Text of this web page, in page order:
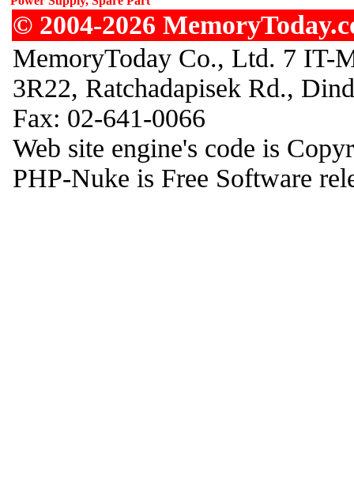
© 2004-2026
MemoryToday Co., Ltd. 7 IT-
3R22, Ratchadapisek Rd.,
Fax: 02-641-0066
Web site engine's code is
PHP-Nuke is Free Software